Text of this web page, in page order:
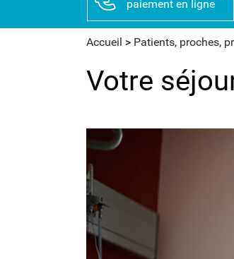
paiement en ligne
Accueil > Patients, proches,
Votre